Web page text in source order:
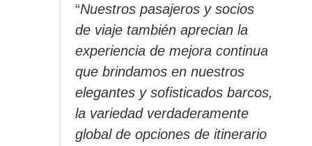
“Nuestros pasajeros y socios
de viaje también aprecian la
experiencia de mejora continua
que brindamos en nuestros
elegantes y sofisticados barcos,
la variedad verdaderamente
global de opciones de itinerario